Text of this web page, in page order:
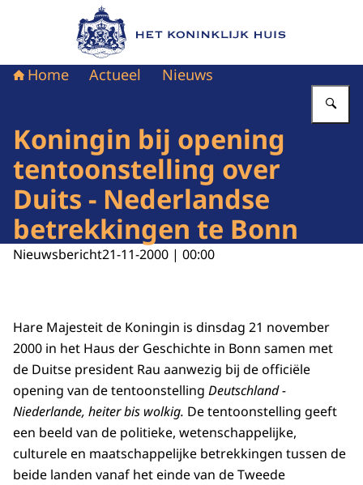
Naar de homepage van Het Koninklijk Huis
Home Actueel Nieuws
Koningin bij opening
tentoonstelling over
Duits - Nederlandse
betrekkingen te Bonn
Nieuwsbericht21-11-2000 | 00:00
Hare Majesteit de Koningin is dinsdag 21 november
2000 in het Haus der Geschichte in Bonn samen met
de Duitse president Rau aanwezig bij de officiële
opening van de tentoonstelling Deutschland -
Niederlande, heiter bis wolkig. De tentoonstelling geeft
een beeld van de politieke, wetenschappelijke,
culturele en maatschappelijke betrekkingen tussen de
beide landen vanaf het einde van de Tweede